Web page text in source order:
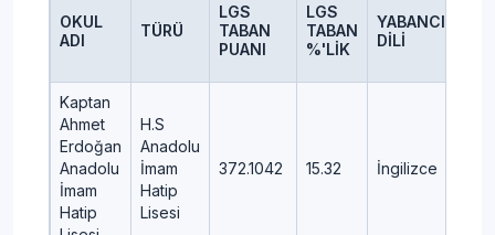
OKUL
ADI
TÜRÜ
LGS
TABAN
PUANI
LGS
TABAN
%'LİK
YABANCI
DİLİ
Kaptan
Ahmet
Erdoğan
Anadolu
İmam
Hatip
H.S
Anadolu
İmam
Hatip
Lisesi
372.1042 15.32 İngilizce